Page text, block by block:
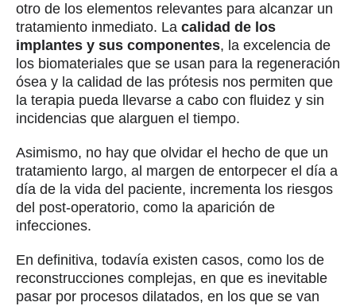
otro de los elementos relevantes para alcanzar un
tratamiento inmediato. La calidad de los
implantes y sus componentes, la excelencia de
los biomateriales que se usan para la regeneración
ósea y la calidad de las prótesis nos permiten que
la terapia pueda llevarse a cabo con fluidez y sin
incidencias que alarguen el tiempo.
Asimismo, no hay que olvidar el hecho de que un
tratamiento largo, al margen de entorpecer el día a
día de la vida del paciente, incrementa los riesgos
del post-operatorio, como la aparición de
infecciones.
En definitiva, todavía existen casos, como los de
reconstrucciones complejas, en que es inevitable
pasar por procesos dilatados, en los que se van